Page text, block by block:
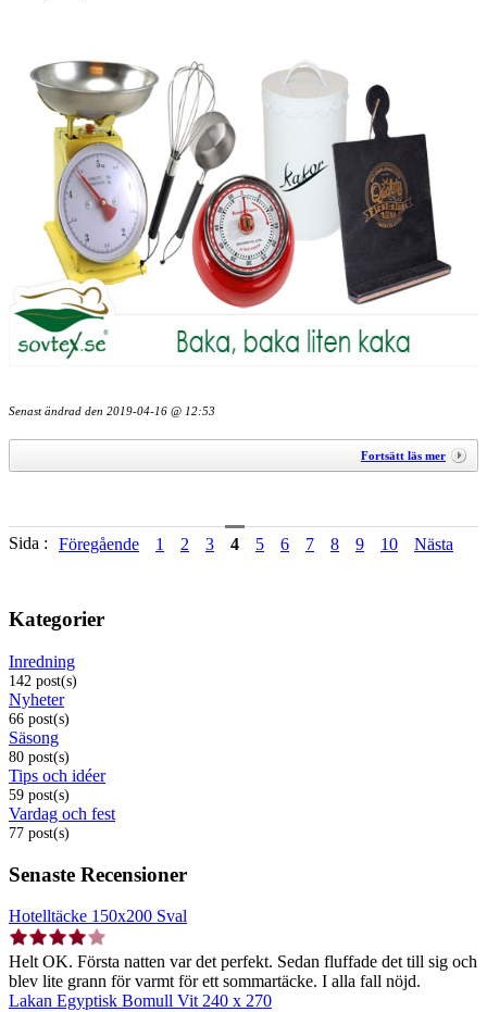
Senast ändrad den 2019-04-16 @ 12:53
Fortsätt läs mer
Sida : Föregående 1 2 3 4 5 6 7 8 9 10 Nästa
Kategorier
Inredning
142 post(s)
Nyheter
66 post(s)
Säsong
80 post(s)
Tips och idéer
59 post(s)
Vardag och fest
77 post(s)
Senaste Recensioner
Hotelltäcke 150x200 Sval
Helt OK. Första natten var det perfekt. Sedan fluffade det till sig och
blev lite grann för varmt för ett sommartäcke. I alla fall nöjd.
Lakan Egyptisk Bomull Vit 240 x 270